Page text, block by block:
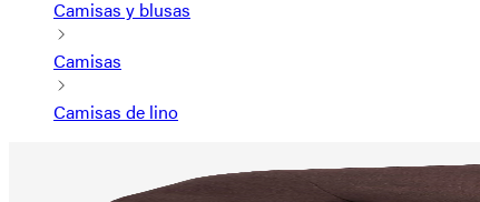
Camisas y blusas
Camisas
Camisas de lino